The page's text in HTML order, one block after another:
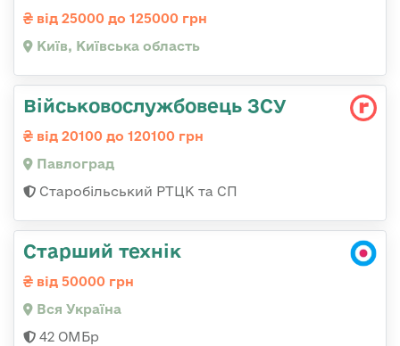
від 25000 до 125000 грн
Київ, Київська область
Військовослужбовець ЗСУ
від 20100 до 120100 грн
Павлоград
Старобільський РТЦК та СП
Старший технік
від 50000 грн
Вся Україна
42 ОМБр